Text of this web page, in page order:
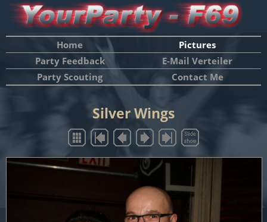
Home
Pictures
Party Feedback
E-Mail Verteiler
Party Scouting
Contact Me
Silver Wings